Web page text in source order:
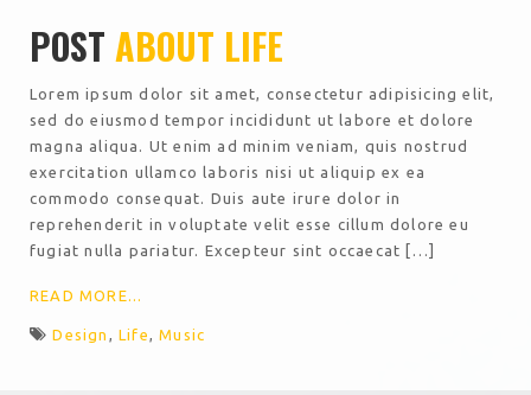
POST ABOUT LIFE
Lorem ipsum dolor sit amet, consectetur adipisicing elit,
sed do eiusmod tempor incididunt ut labore et dolore
magna aliqua. Ut enim ad minim veniam, quis nostrud
exercitation ullamco laboris nisi ut aliquip ex ea
commodo consequat. Duis aute irure dolor in
reprehenderit in voluptate velit esse cillum dolore eu
fugiat nulla pariatur. Excepteur sint occaecat […]
READ MORE...
Design ,Life ,Music